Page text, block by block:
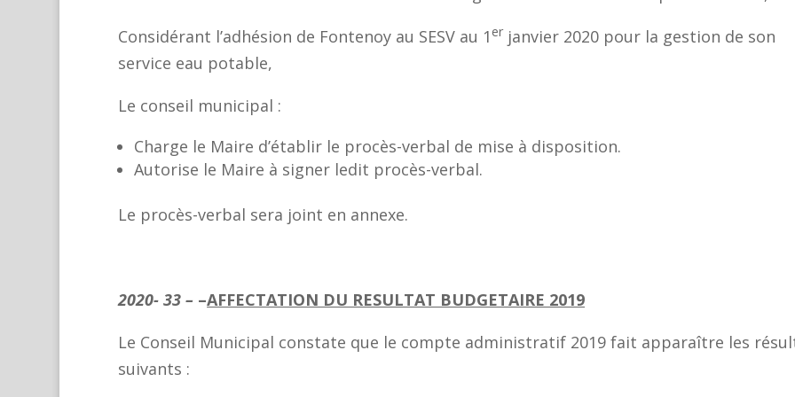
Considérant l’adhésion de Fontenoy au SESV au 1 erjanvier 2020 pour la gestion de son
service eau potable,
Le conseil municipal :
Charge le Maire d’établir le procès-verbal de mise à disposition.
Autorise le Maire à signer ledit procès-verbal.
Le procès-verbal sera joint en annexe.
2020- 33 – –AFFECTATION DU RESULTAT BUDGETAIRE 2019
Le Conseil Municipal constate que le compte administratif 2019 fait apparaître les
suivants :